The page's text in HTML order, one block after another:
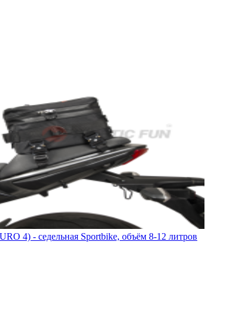
4) - седельная Sportbike, объём 8-12 литров